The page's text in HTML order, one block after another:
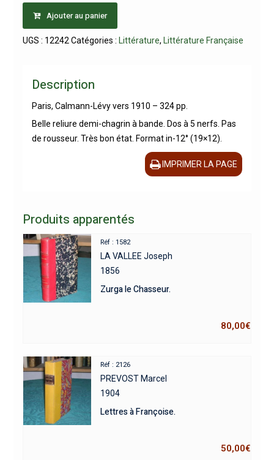
Ajouter au panier
UGS : 12242 Catégories : Littérature, Littérature Française
Description
Paris, Calmann-Lévy vers 1910 – 324 pp.
Belle reliure demi-chagrin à bande. Dos à 5 nerfs. Pas
de rousseur. Très bon état. Format in-12° (19×12).
IMPRIMER LA PAGE
Produits apparentés
Réf : 1582
LA VALLEE Joseph
1856
Zurga le Chasseur.
80,00€
Réf : 2126
PREVOST Marcel
1904
Lettres à Françoise.
50,00€